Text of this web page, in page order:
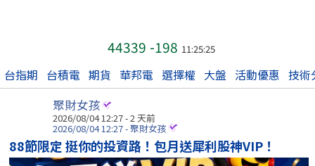
44339 -198 11:25:25
台指期 台積電 期貨 華邦電 選擇權 大盤 活動優惠 技術
聚財女孩
2026/08/04 12:27 - 2 天前
2026/08/04 12:27 - 聚財女孩
88節限定 挺你的投資路！包月送犀利股神VIP！